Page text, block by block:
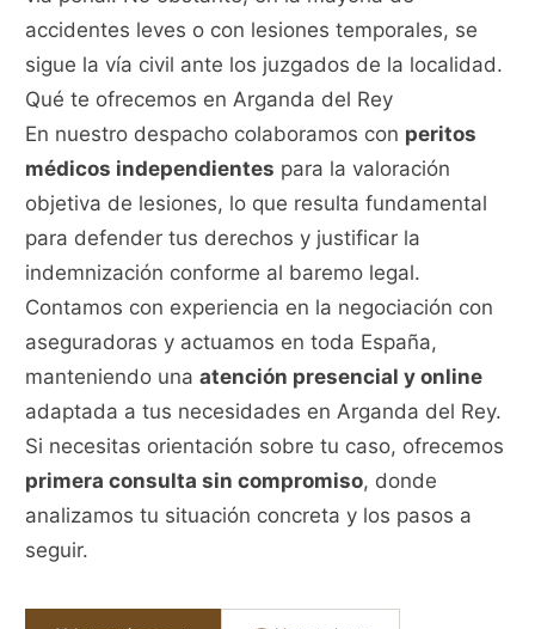
accidentes leves o con lesiones temporales, se
sigue la vía civil ante los juzgados de la localidad.
Qué te ofrecemos en Arganda del Rey
En nuestro despacho colaboramos con peritos
médicos independientes para la valoración
objetiva de lesiones, lo que resulta fundamental
para defender tus derechos y justificar la
indemnización conforme al baremo legal.
Contamos con experiencia en la negociación con
aseguradoras y actuamos en toda España,
manteniendo unaatención presencial y online
adaptada a tus necesidades en Arganda del Rey.
Si necesitas orientación sobre tu caso, ofrecemos
primera consulta sin compromiso, donde
analizamos tu situación concreta y los pasos a
seguir.